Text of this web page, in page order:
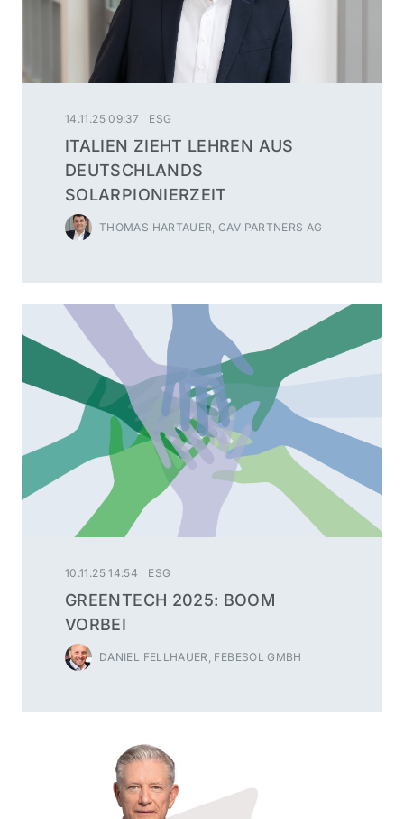
14.11.25 09:37 ESG
ITALIEN ZIEHT LEHREN AUS
DEUTSCHLANDS
SOLARPIONIERZEIT
THOMAS HARTAUER, CAV PARTNERS AG
10.11.25 14:54 ESG
GREENTECH 2025: BOOM
VORBEI
DANIEL FELLHAUER, FEBESOL GMBH